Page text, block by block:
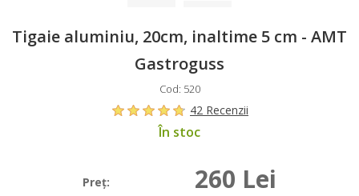
Tigaie aluminiu, 20cm, inaltime 5 cm - AMT
Gastroguss
Cod: 520
42 Recenzii
În stoc
Preţ: 260 Lei